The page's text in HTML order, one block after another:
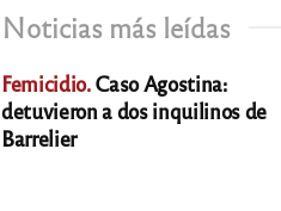
Noticias más leídas
Femicidio.Caso Agostina:
detuvieron a dos inquilinos de
Barrelier